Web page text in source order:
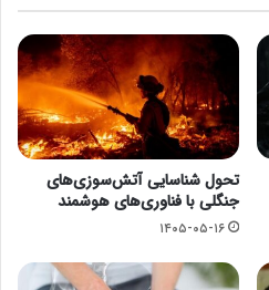
تحول شناسایی آتش‌سوزی‌های
جنگلی با فناوری‌های هوشمند
۱۴۰۵-۰۵-۱۶